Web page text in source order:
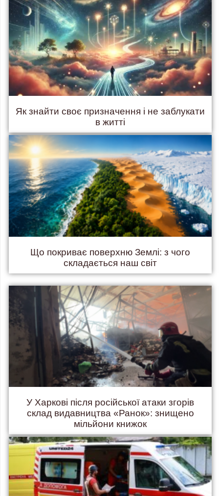
Як знайти своє призначення і не заблукати
в житті
Що покриває поверхню Землі: з чого
складається наш світ
У Харкові після російської атаки згорів
склад видавництва «Ранок»: знищено
мільйони книжок